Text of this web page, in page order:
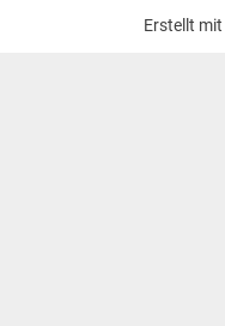
Erstellt mit